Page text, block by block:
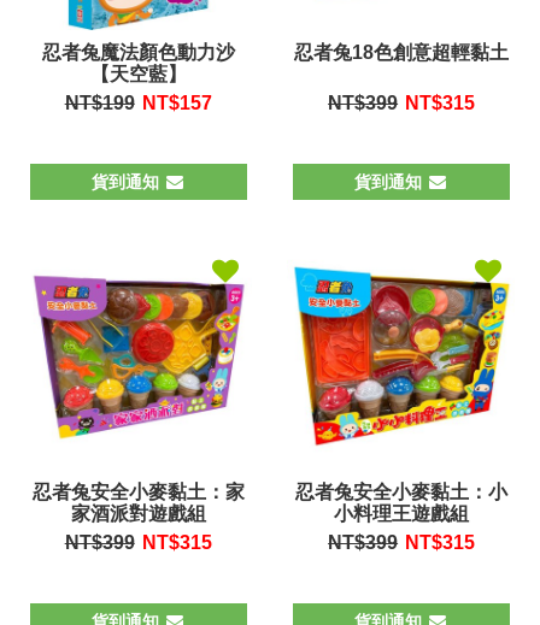
忍者兔魔法顏色動力沙
【天空藍】
NT$199 NT$157
貨到通知
忍者兔18色創意超輕黏土
NT$399 NT$315
貨到通知
忍者兔安全小麥黏土：家
家酒派對遊戲組
NT$399 NT$315
忍者兔安全小麥黏土：小
小料理王遊戲組
NT$399 NT$315